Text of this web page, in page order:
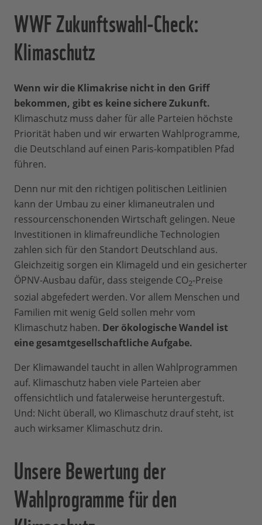
WWF Zukunftswahl-Check:
Klimaschutz
Wenn wir die Klimakrise nicht in den Griff
bekommen, gibt es keine sichere Zukunft.
Klimaschutz muss daher für alle Parteien höchste
Priorität haben und wir erwarten Wahlprogramme,
die Deutschland auf einen Paris-kompatiblen Pfad
führen.
Denn nur mit den richtigen politischen Leitlinien
kann der Umbau zu einer klimaneutralen und
ressourcenschonenden Wirtschaft gelingen. Neue
Investitionen in klimafreundliche Technologien
zahlen sich für den Standort Deutschland aus.
Gleichzeitig sorgen ein Klimageld und ein gesicherter
ÖPNV-Ausbau dafür, dass steigende CO2-Preise
sozial abgefedert werden. Vor allem Menschen und
Familien mit wenig Geld sollen mehr vom
Klimaschutz haben. Der ökologische Wandel ist
eine gesamtgesellschaftliche Aufgabe.
Der Klimawandel taucht in allen Wahlprogrammen
auf. Klimaschutz haben viele Parteien aber
offensichtlich und fatalerweise heruntergestuft.
Und: Nicht überall, wo Klimaschutz drauf steht, ist
auch wirksamer Klimaschutz drin.
Unsere Bewertung der
Wahlprogramme für den